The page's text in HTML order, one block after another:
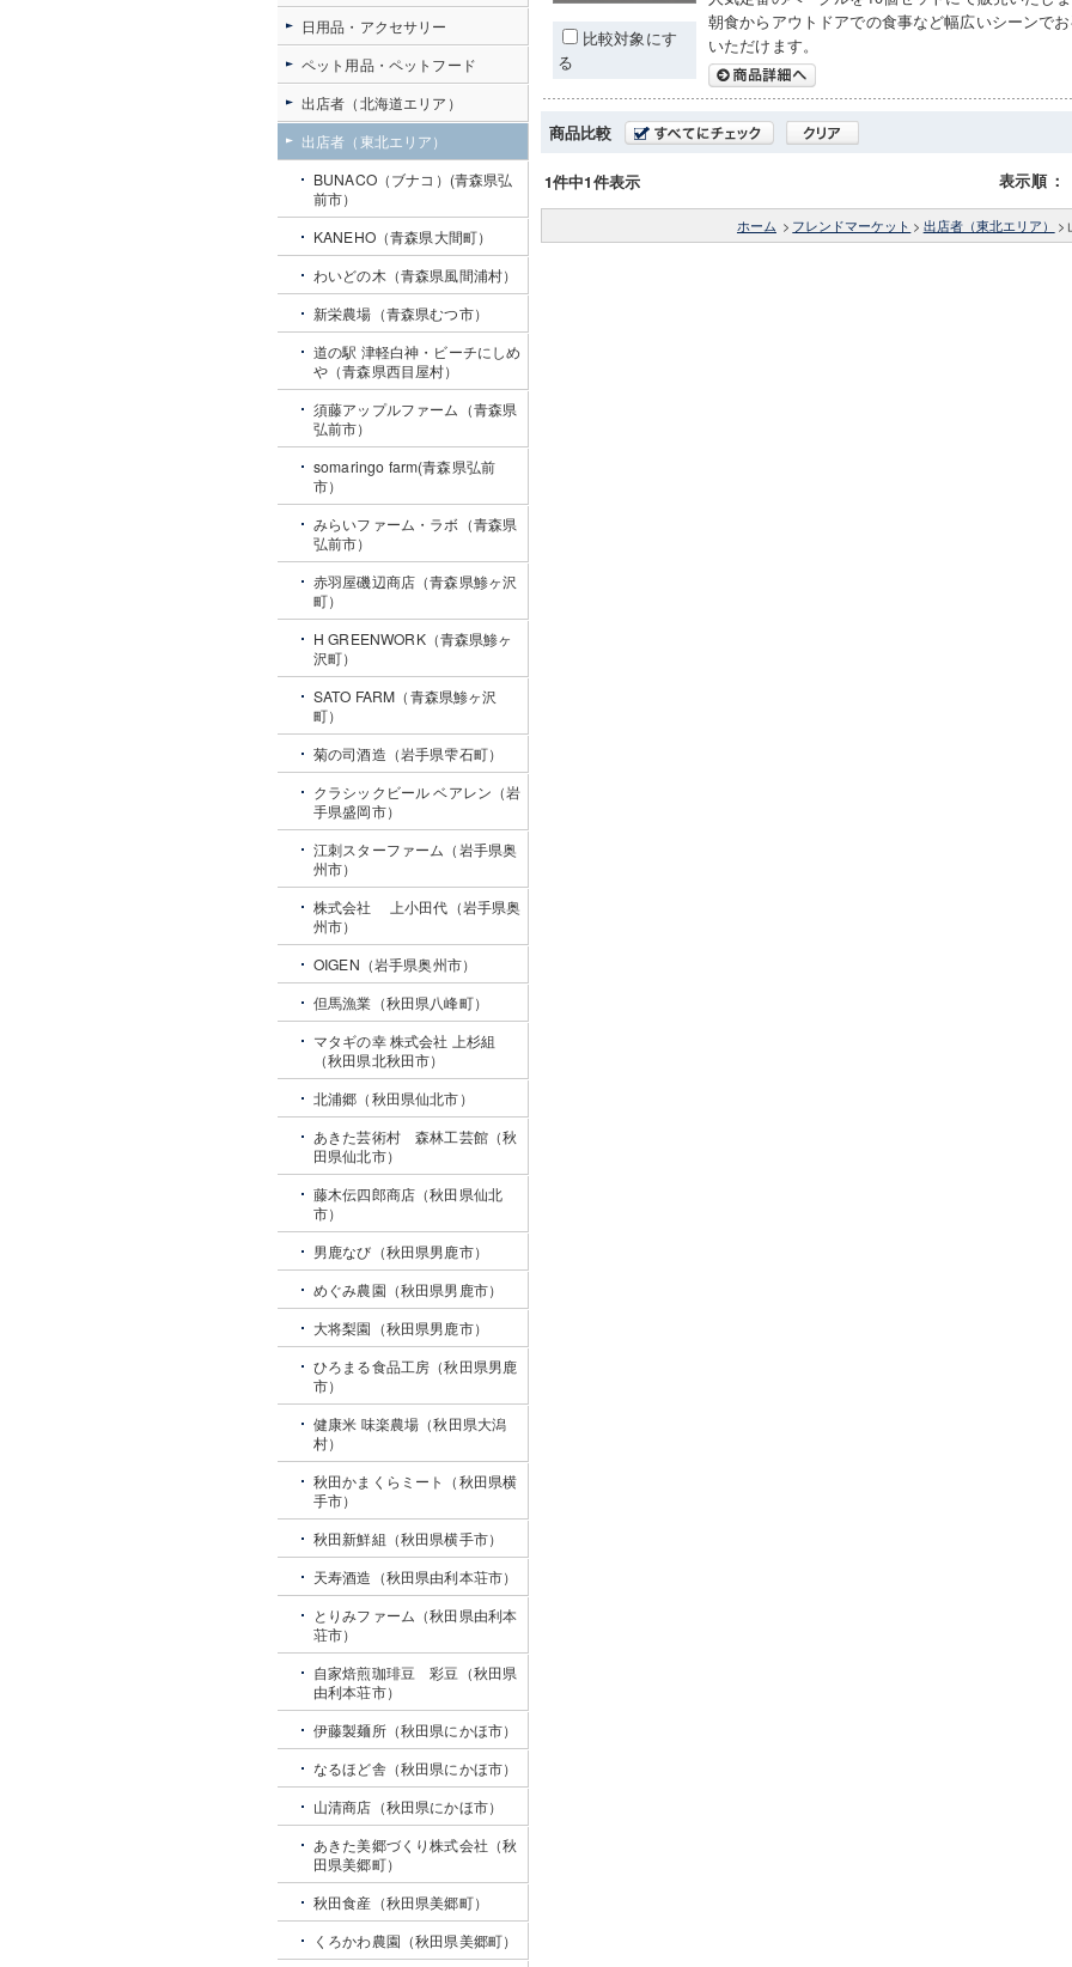
比較対象にす
る
朝食からアウトドアでの食事など幅広いシーンで
いただけます。
商品比較
1件中1件表示 表示順 ：
ホーム > フレンドマーケット > 出店者（東北エリア） >
日用品・アクセサリー
ペット用品・ペットフード
出店者（北海道エリア）
出店者（東北エリア）
BUNACO（ブナコ）(青森県弘
前市）
KANEHO（青森県大間町）
わいどの木（青森県風間浦村）
新栄農場（青森県むつ市）
道の駅 津軽白神・ビーチにしめ
や（青森県西目屋村）
須藤アップルファーム（青森県
弘前市）
somaringo farm(青森県弘前
市）
みらいファーム・ラボ（青森県
弘前市）
赤羽屋磯辺商店（青森県鯵ヶ沢
町）
H GREENWORK（青森県鯵ヶ
沢町）
SATO FARM（青森県鯵ヶ沢
町）
菊の司酒造（岩手県雫石町）
クラシックビール ベアレン（岩
手県盛岡市）
江刺スターファーム（岩手県奥
州市）
株式会社 上小田代（岩手県奥
州市）
OIGEN（岩手県奥州市）
但馬漁業（秋田県八峰町）
マタギの幸 株式会社 上杉組
（秋田県北秋田市）
北浦郷（秋田県仙北市）
あきた芸術村 森林工芸館（秋
田県仙北市）
藤木伝四郎商店（秋田県仙北
市）
男鹿なび（秋田県男鹿市）
めぐみ農園（秋田県男鹿市）
大将梨園（秋田県男鹿市）
ひろまる食品工房（秋田県男鹿
市）
健康米 味楽農場（秋田県大潟
村）
秋田かまくらミート（秋田県横
手市）
秋田新鮮組（秋田県横手市）
天寿酒造（秋田県由利本荘市）
とりみファーム（秋田県由利本
荘市）
自家焙煎珈琲豆 彩豆（秋田県
由利本荘市）
伊藤製麺所（秋田県にかほ市）
なるほど舎（秋田県にかほ市）
山清商店（秋田県にかほ市）
あきた美郷づくり株式会社（秋
田県美郷町）
秋田食産（秋田県美郷町）
くろかわ農園（秋田県美郷町）